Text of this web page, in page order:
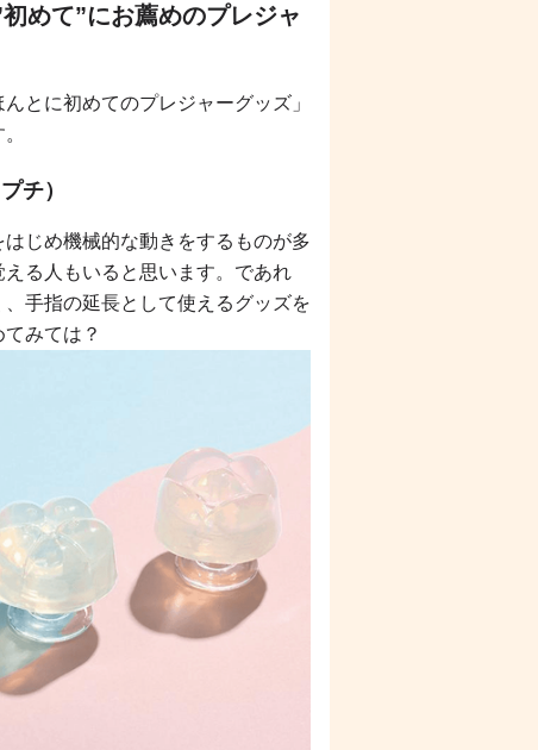
めて”にお薦めのプレジャ
とに初めてのプレジャーグッズ」
チ）
じめ機械的な動きをするものが多
える人もいると思います。であれ
手指の延長として使えるグッズを
てみては？